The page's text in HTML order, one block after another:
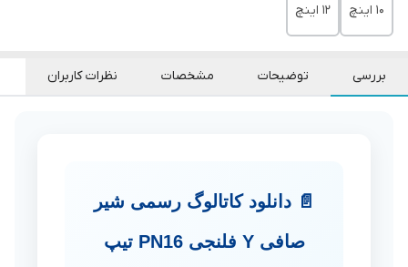
10 اینچ 12 اینچ
بررسی توضیحات مشخصات نظرات کاربران
📄 دانلود کاتالوگ رسمی شیر
صافی Y فلنجی PN16 تیپ